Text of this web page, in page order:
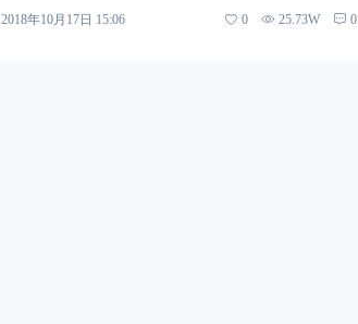
2018年10月17日 15:06 0 25.73W 0